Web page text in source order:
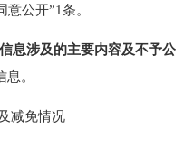
公开”1条。
息涉及的主要内容及不予公
。
减免情况